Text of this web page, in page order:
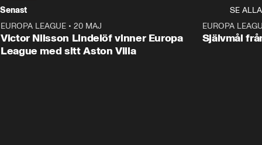
Senast
SE ALLA
EUROPA LEAGUE • 20 MAJ
Victor Nilsson Lindelöf vinner Europa
League med sitt Aston Villa
EUROPA
Självmål